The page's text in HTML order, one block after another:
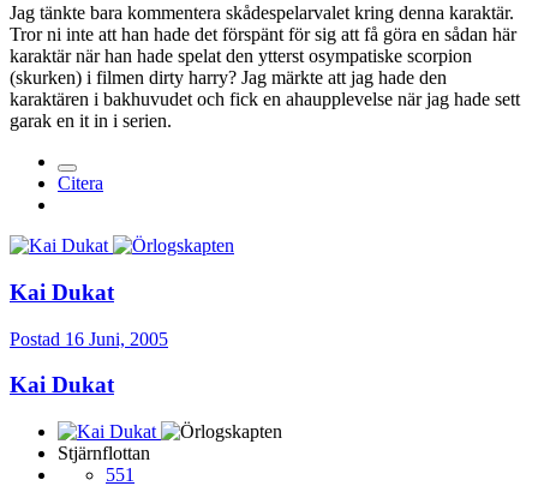
Jag tänkte bara kommentera skådespelarvalet kring denna karaktär.
Tror ni inte att han hade det förspänt för sig att få göra en sådan här
karaktär när han hade spelat den ytterst osympatiske scorpion
(skurken) i filmen dirty harry? Jag märkte att jag hade den
karaktären i bakhuvudet och fick en ahaupplevelse när jag hade sett
garak en it in i serien.
Citera
Kai Dukat
Postad 16 Juni, 2005
Kai Dukat
Stjärnflottan
551